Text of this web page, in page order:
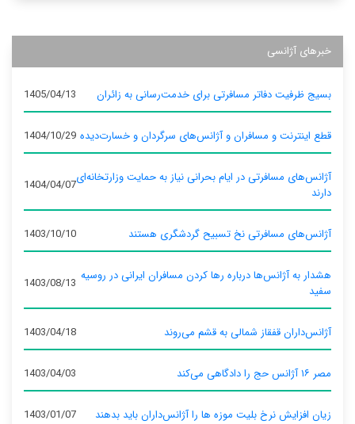
خبرهای آژانسی
بسیج ظرفیت دفاتر مسافرتی برای خدمت‌رسانی به زائران 1405/04/13
قطع اینترنت و مسافران و آژانس‌های سرگردان و خسارت‌دیده 1404/10/29
آژانس‌های مسافرتی در ایام بحرانی نیاز به حمایت وزارتخانه‌ای
دارند
1404/04/07
آژانس‌های مسافرتی نخ تسبیح گردشگری هستند 1403/10/10
هشدار به آژانس‌ها درباره رها کردن مسافران ایرانی در روسیه
سفید
1403/08/13
آژانس‌داران قفقاز شمالی به قشم می‌روند 1403/04/18
مصر ۱۶ آژانس حج را دادگاهی می‌کند 1403/04/03
زیان افزایش نرخ بلیت موزه ها را آژانس‌داران باید بدهند 1403/01/07